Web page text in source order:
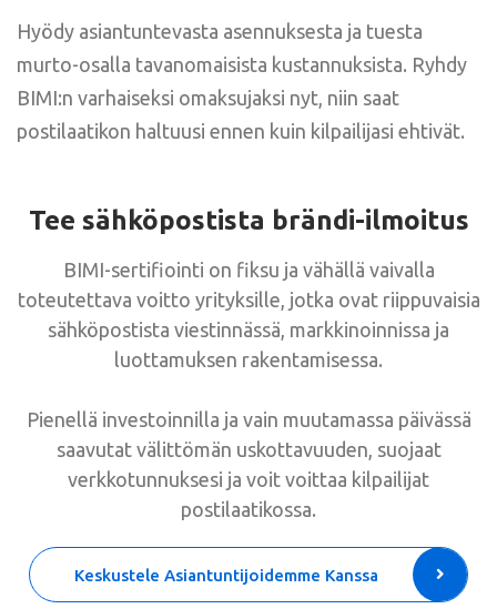
Hyödy asiantuntevasta asennuksesta ja tuesta
murto-osalla tavanomaisista kustannuksista. Ryhdy
BIMI:n varhaiseksi omaksujaksi nyt, niin saat
postilaatikon haltuusi ennen kuin kilpailijasi ehtivät.
Tee sähköpostista brändi-ilmoitus
BIMI-sertifiointi on fiksu ja vähällä vaivalla
toteutettava voitto yrityksille, jotka ovat riippuvaisia
sähköpostista viestinnässä, markkinoinnissa ja
luottamuksen rakentamisessa.
Pienellä investoinnilla ja vain muutamassa päivässä
saavutat välittömän uskottavuuden, suojaat
verkkotunnuksesi ja voit voittaa kilpailijat
postilaatikossa.
Keskustele Asiantuntijoidemme Kanssa